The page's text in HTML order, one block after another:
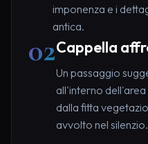
imponenza e i
antica.
02Cappella
Un passaggio
all'interno
dalla fitta
avvolto nel silenzio.